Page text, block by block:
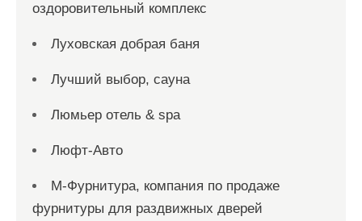
оздоровительный комплекс
Луховская добрая баня
Лучший выбор, сауна
Люмьер отель & spa
Люфт-Авто
М-Фурнитура, компания по продаже
фурнитуры для раздвижных дверей